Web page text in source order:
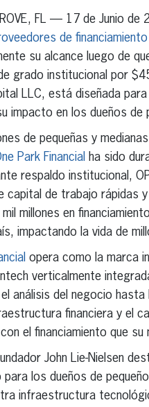
FL — 17 de Junio
de
su alcance luego de
grado institucional por
LLC, está diseñada
impacto en los dueños
de pequeñas y
Park Financial ha sido
respaldo institucional,
capital de trabajo rápidas
millones en
impactando la vida de
opera como la marca
verticalmente
análisis del negocio
financiera y el
el financiamiento que
John Lie-Nielsen
para los dueños de
infraestructura